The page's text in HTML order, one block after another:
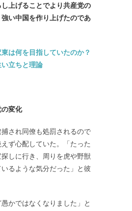
上げることでより共産党の
い中国を作り上げたのであ
は何を目指していたのか？
立ちと理論
の変化
され同僚も処罰されるので
ず心配していた。「たった
しに行き、周りを虎や野獣
るような気分だった」と彼
愚かではなくなりました」と